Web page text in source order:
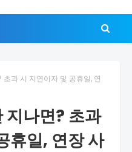
과 시 지연이자 및 공휴일, 연
지나면? 초과
휴일, 연장 사